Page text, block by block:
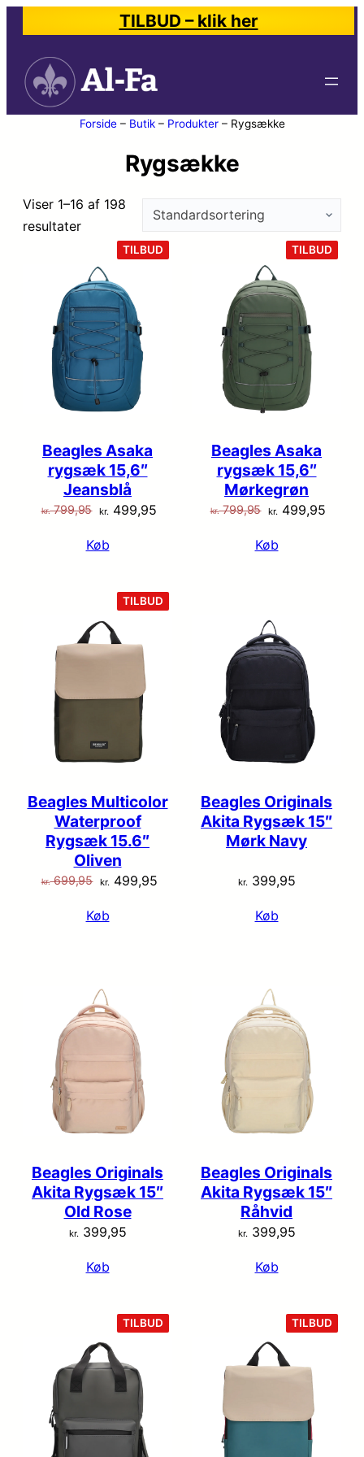
TILBUD – klik her
Forside– Butik– Produkter– Rygsække
Rygsække
Viser 1–16 af 198
resultater
TILBUD
PÅ
Beagles Asaka
rygsæk 15,6″
Jeansblå
kr.799,95 Den
pris
kr. 799,95.
kr. 499,95
kr. 499,95.
Køb
TILBUD
PÅ
Beagles Asaka
rygsæk 15,6″
Mørkegrøn
kr.799,95 Den
pris
kr. 499,95
Køb
TILBUD
PÅ
Beagles Multicolor
Waterproof
Rygsæk 15.6″
Oliven
kr.699,95 Den
pris
kr. 499,95Den
Køb
Beagles Originals
Akita Rygsæk 15″
Mørk Navy
kr. 399,95
Køb
Beagles Originals
Akita Rygsæk 15″
Old Rose
kr. 399,95
Køb
Beagles Originals
Akita Rygsæk 15″
Råhvid
kr. 399,95
Køb
TILBUD
PÅ
TILBUD
PÅ